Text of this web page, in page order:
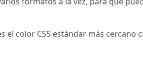
el color CSS estándar más